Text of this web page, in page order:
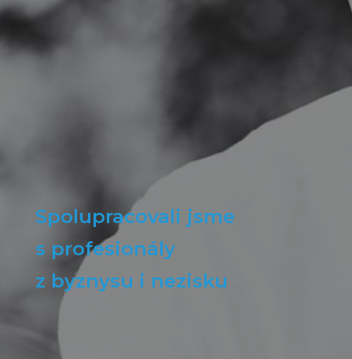
Spolupracovali jsme
s profesionály
z byznysu i nezisku